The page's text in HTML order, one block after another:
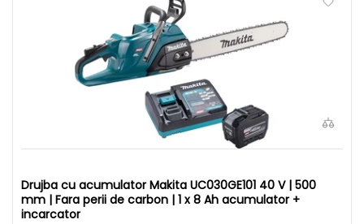
Drujba cu acumulator Makita UC030GE101 40 V | 500
mm | Fara perii de carbon | 1 x 8 Ah acumulator +
incarcator